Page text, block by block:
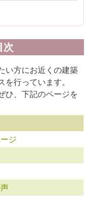
次
い方にお近くの建築
行っています。
ひ、下記のページを
ジ